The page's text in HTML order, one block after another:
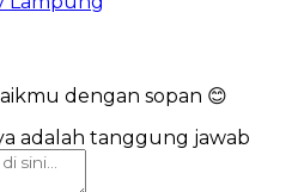
dengan sopan 😊
adalah tanggung jawab